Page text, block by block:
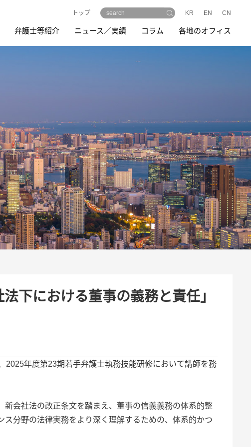
トップ CN
EN
KR
弁護士等紹介 ニュース／実績 コラム 各地のオフィス
下における董事の義務と責任」
2025年度第23期若手弁護士執務技能研修において講師を務
会社法の改正条文を踏まえ、董事の信義義務の体系的整
分野の法律実務をより深く理解するための、体系的かつ